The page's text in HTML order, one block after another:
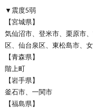
▼震度5弱
【宮城県】
気仙沼市、登米市、栗原市
区、仙台泉区、東松島市、
【青森県】
階上町
【岩手県】
釜石市、一関市
【福島県】